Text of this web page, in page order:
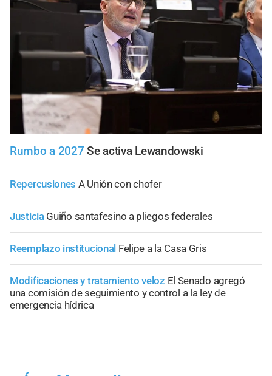
Rumbo a 2027 Se activa Lewandowski
Repercusiones A Unión con chofer
Justicia Guiño santafesino a pliegos federales
Reemplazo institucional Felipe a la Casa Gris
Modificaciones y tratamiento veloz El Senado agregó
una comisión de seguimiento y control a la ley de
emergencia hídrica